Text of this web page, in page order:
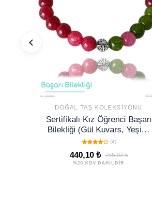
DOĞAL TAŞ KOLEKSIYONU
Sertifikalı Kız Öğrenci Başarı
Bilekliği (Gül Kuvars, Yeşim,
Yakut Taşı)
(4)
440,10 ₺ 755,02 ₺
%20 KDV DAHİLDİR